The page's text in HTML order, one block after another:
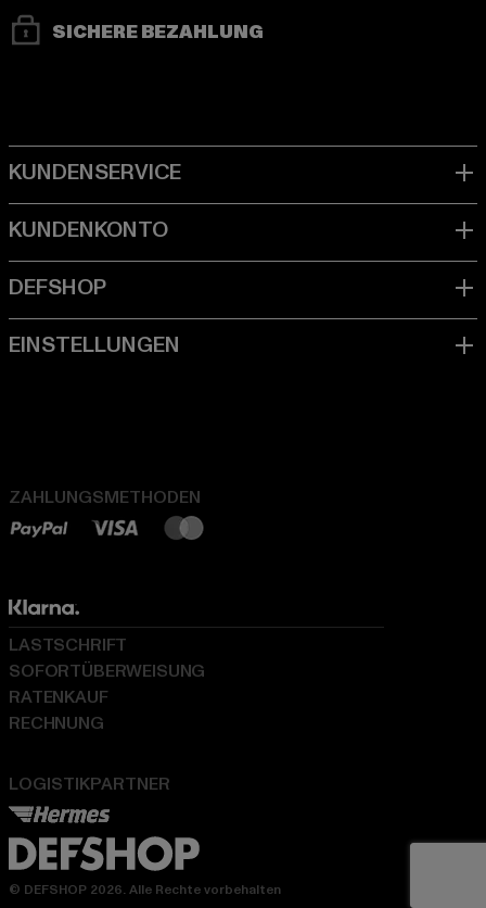
SICHERE BEZAHLUNG
ZAHLUNGSMETHODEN
LOGISTIKPARTNER
LASTSCHRIFT
SOFORTÜBERWEISUNG
RATENKAUF
RECHNUNG
© DEFSHOP 2026. Alle Rechte vorbehalten